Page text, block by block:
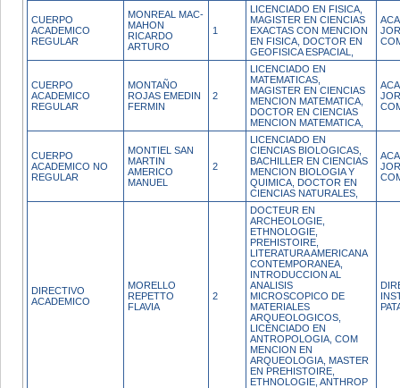
CUERPO
ACADEMICO
REGULAR
MONREAL MAC-
MAHON
RICARDO
ARTURO
1
LICENCIADO EN FISICA,
MAGISTER EN CIENCIAS
EXACTAS CON MENCION
EN FISICA, DOCTOR EN
GEOFISICA ESPACIAL,
CUERPO
ACADEMICO
REGULAR
MONTAÑO
ROJAS EMEDIN
FERMIN
2
LICENCIADO EN
MATEMATICAS,
MAGISTER EN CIENCIAS
MENCION MATEMATICA,
DOCTOR EN CIENCIAS
MENCION MATEMATICA,
CUERPO
ACADEMICO NO
REGULAR
MONTIEL SAN
MARTIN
AMERICO
MANUEL
2
LICENCIADO EN
CIENCIAS BIOLOGICAS,
BACHILLER EN CIENCIAS
MENCION BIOLOGIA Y
QUIMICA, DOCTOR EN
CIENCIAS NATURALES,
DIRECTIVO
ACADEMICO
MORELLO
REPETTO
FLAVIA
2
DOCTEUR EN
ARCHEOLOGIE,
ETHNOLOGIE,
PREHISTOIRE,
LITERATURA AMERICANA
CONTEMPORANEA,
INTRODUCCION AL
ANALISIS
MICROSCOPICO DE
MATERIALES
ARQUEOLOGICOS,
LICENCIADO EN
ANTROPOLOGIA, COM
MENCION EN
ARQUEOLOGIA, MASTER
EN PREHISTOIRE,
ETHNOLOGIE, ANTHROP